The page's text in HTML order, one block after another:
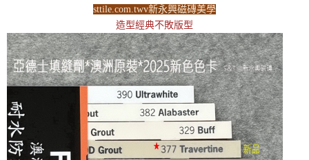
sttile.com.twv新永興磁磚美學
造型經典不敗版型